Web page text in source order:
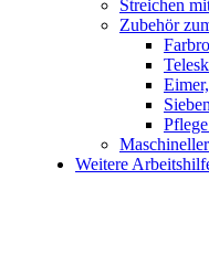
Streichen
Zubehör
Weitere